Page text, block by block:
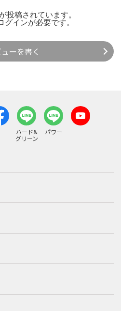
投稿されています。
グインが必要です。
ーを書く
ハード&
グリーン
パワー